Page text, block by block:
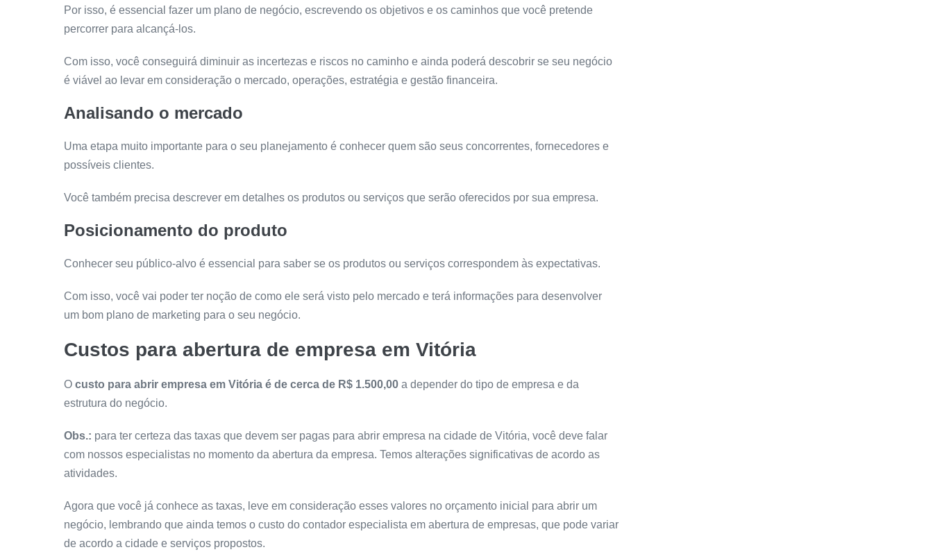
Por isso, é essencial fazer um plano de negócio, escrevendo os objetivos e os caminhos que você pretende
percorrer para alcançá-los.
Com isso, você conseguirá diminuir as incertezas e riscos no caminho e ainda poderá descobrir se seu negócio
é viável ao levar em consideração o mercado, operações, estratégia e gestão financeira.
Analisando o mercado
Uma etapa muito importante para o seu planejamento é conhecer quem são seus concorrentes, fornecedores e
possíveis clientes.
Você também precisa descrever em detalhes os produtos ou serviços que serão oferecidos por sua empresa.
Posicionamento do produto
Conhecer seu público-alvo é essencial para saber se os produtos ou serviços correspondem às expectativas.
Com isso, você vai poder ter noção de como ele será visto pelo mercado e terá informações para desenvolver
um bom plano de marketing para o seu negócio.
Custos para abertura de empresa em Vitória
O custo para abrir empresa em Vitória é de cerca de R$ 1.500,00 a depender do tipo de empresa e da
estrutura do negócio.
Obs.: para ter certeza das taxas que devem ser pagas para abrir empresa na cidade de Vitória, você deve falar
com nossos especialistas no momento da abertura da empresa. Temos alterações significativas de acordo as
atividades.
Agora que você já conhece as taxas, leve em consideração esses valores no orçamento inicial para abrir um
negócio, lembrando que ainda temos o custo do contador especialista em abertura de empresas, que pode variar
de acordo a cidade e serviços propostos.